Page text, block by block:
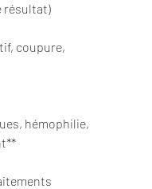
résultat)
coupure,
hémophilie,